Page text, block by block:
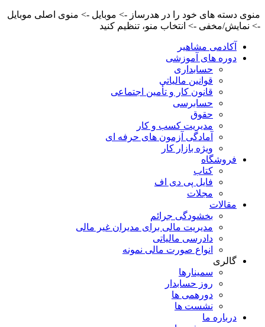
منوی دسته های خود را در هدرساز -> موبایل -> منوی اصلی موبایل
-> نمایش/مخفی -> انتخاب منو، تنظیم کنید
آکادمی مشاهیر
دوره های آموزشی
حسابداری
قوانین مالیاتی
قانون کار و تأمین اجتماعی
حسابرسی
حقوق
مدیریت کسب و کار
آمادگی آزمون های حرفه ای
ویژه بازار کار
فروشگاه
کتاب
فایل پی دی اف
مجلات
مقالات
بخشودگی جرائم
مدیریت مالی برای مدیران غیر مالی
دادرسی مالیاتی
انواع صورت مالی نمونه
گالری
سمینارها
روز حسابدار
دورهمی ها
نشست ها
درباره ما